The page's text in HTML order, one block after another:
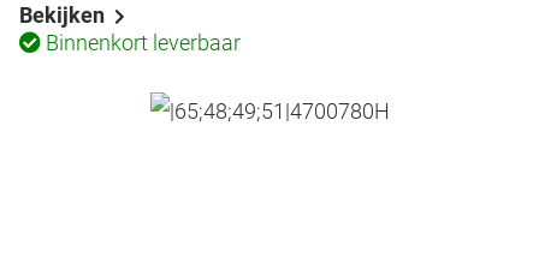
Bekijken
Binnenkort leverbaar